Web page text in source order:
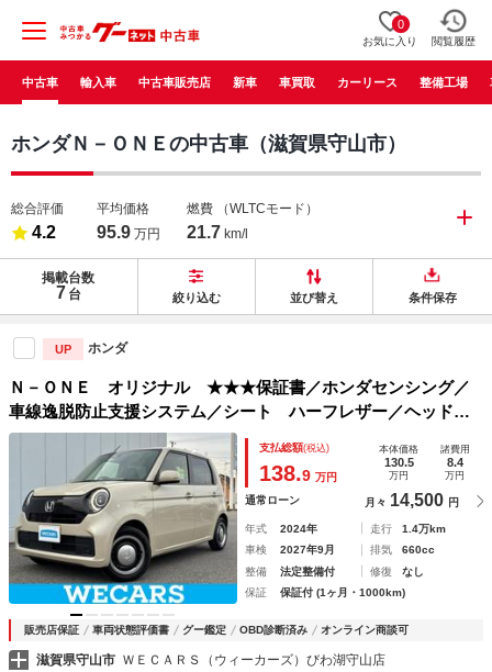
0
お気に入り 閲覧履歴
中古車 輸入車 中古車販売店 新車 車買取 カーリース 整備工場
ホンダＮ－ＯＮＥの中古車（滋賀県守山市）
総合評価
4.2
平均価格
95.9 万円
燃費 （WLTCモード）
21.7 km/l
掲載台数
7 台 絞り込む 並び替え 条件保存
UP ホンダ
Ｎ－ＯＮＥ オリジナル ★★★保証書／ホンダセンシング／
車線逸脱防止支援システム／シート ハーフレザー／ヘッドラ
ンプ ＬＥＤ／ＵＳＢジャック／ＥＢＤ付ＡＢＳ／横滑り防止
装置／アイドリングストップ／クルーズコントロール／禁煙車
支払総額(税込)
138.9 万円
本体価格
130.5
万円
諸費用
8.4
万円
通常ローン 月々 14,500 円
年式 2024年 走行
1.4万km
車検
2027年9月 排気
660cc
整備
法定整備付 修復
なし
保証
保証付 (1ヶ月・1000km)
販売店保証 車両状態評価書 グー鑑定 OBD診断済み オンライン商談可
滋賀県守山市 ＷＥＣＡＲＳ（ウィーカーズ）びわ湖守山店